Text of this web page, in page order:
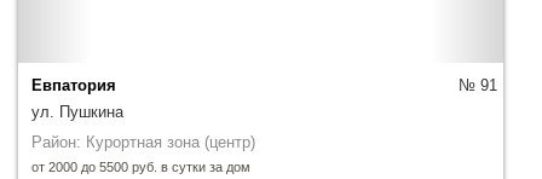
№ 91
Евпатория
ул. Пушкина
Район: Курортная зона (центр)
от 2000 до 5500 руб. в сутки за дом